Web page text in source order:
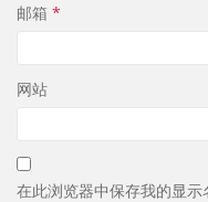
邮箱 *
网站
在此浏览器中保存我的显